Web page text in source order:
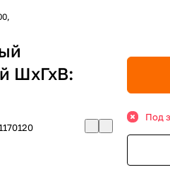
ШхГхВ:
Под